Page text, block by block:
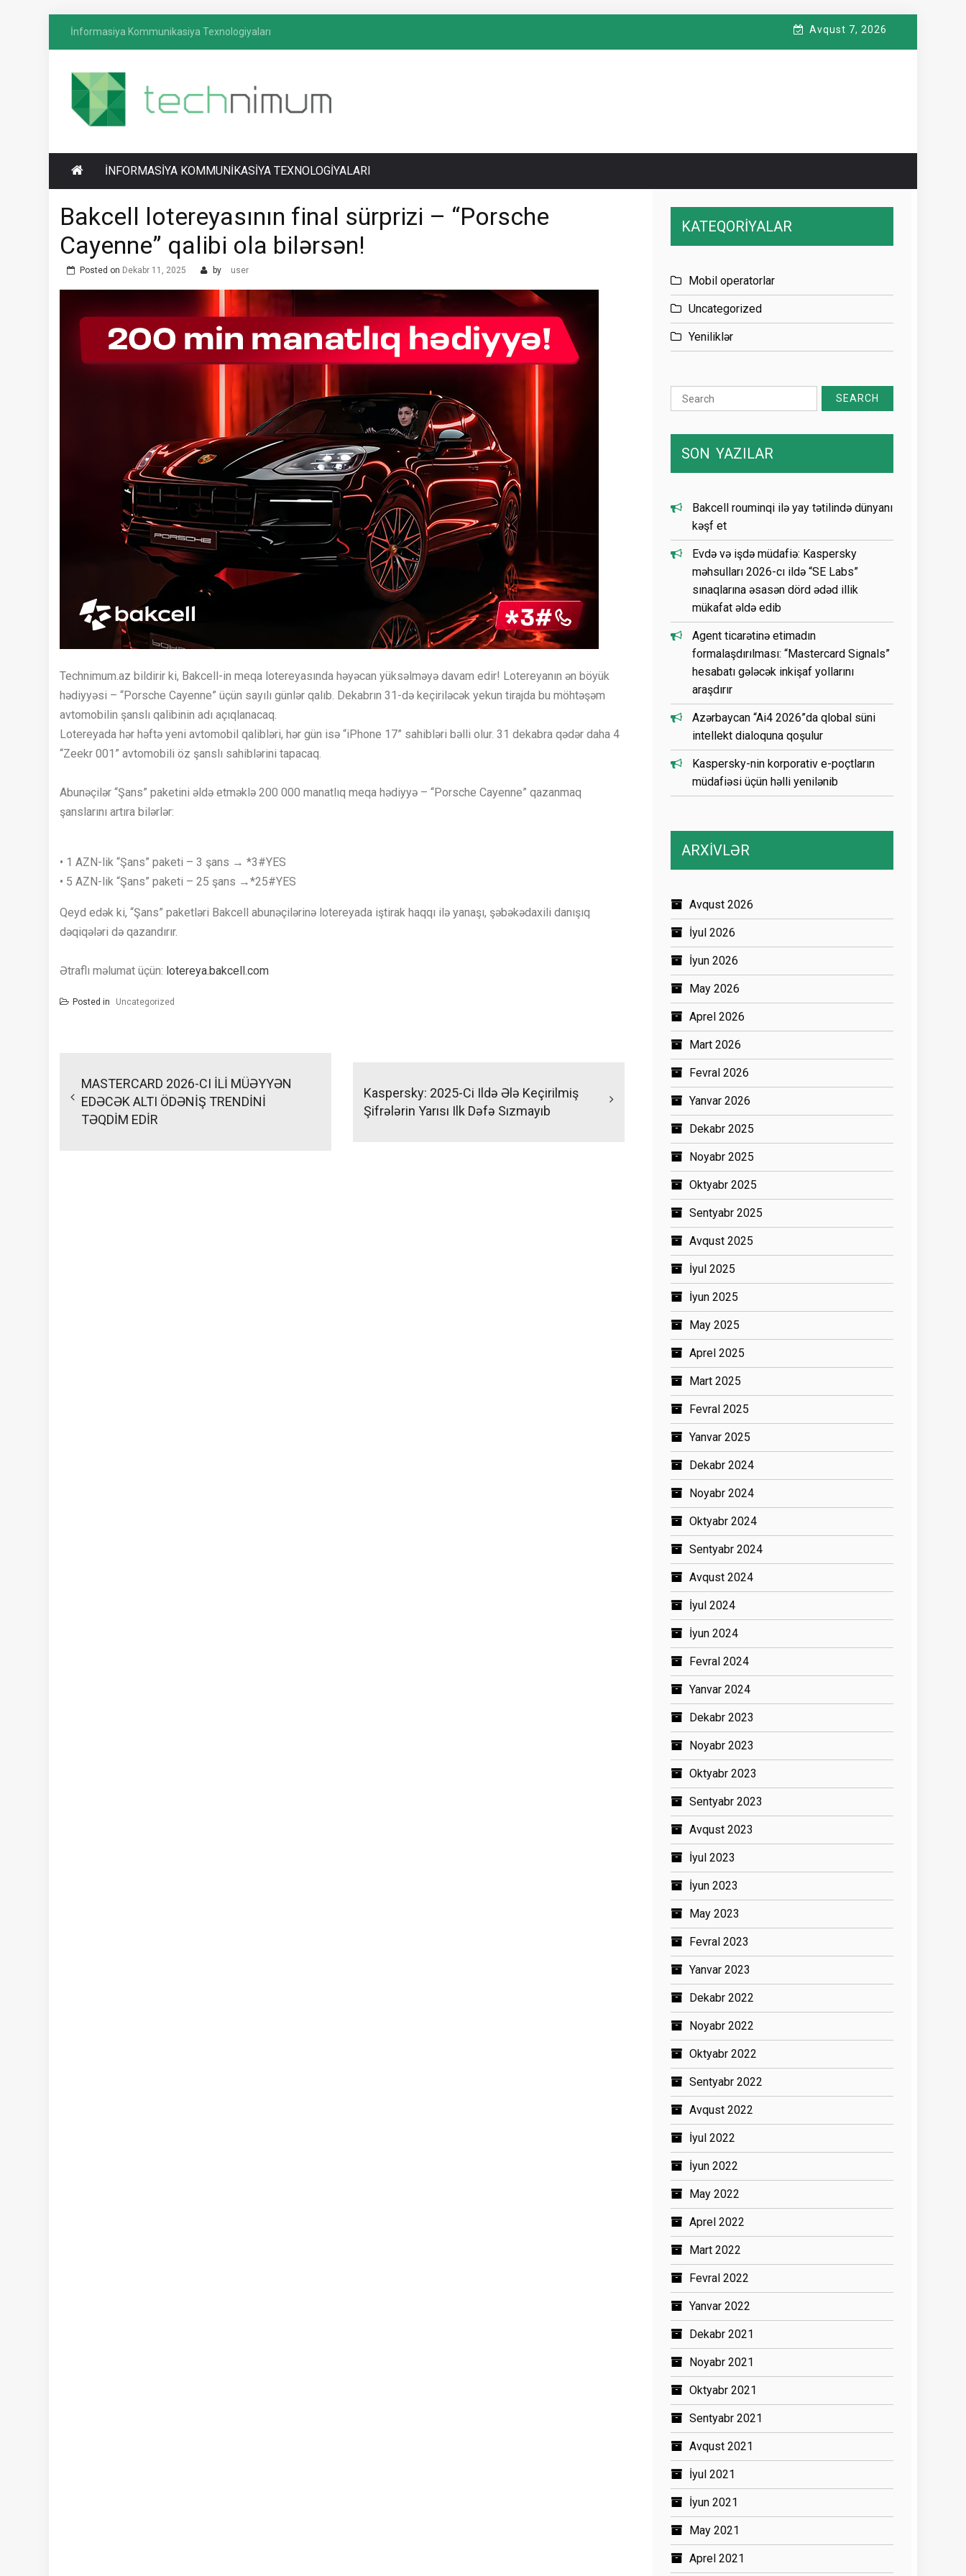
İnformasiya Kommunikasiya Texnologiyaları Avqust 7, 2026
TECHNIMUM
İnformasiya-kommunikasiya texnologiyaları
üzrə media platforması
İNFORMASIYA KOMMUNIKASIYA TEXNOLOGIYALARI
Bakcell lotereyasının final sürprizi – “Porsche
Cayenne” qalibi ola bilərsən!
Posted on Dekabr 11, 2025 by user
Technimum.az bildirir ki, Bakcell-in meqa lotereyasında həyəcan yüksəlməyə davam edir! Lotereyanın ən böyük
hədiyyəsi – “Porsche Cayenne” üçün sayılı günlər qalıb. Dekabrın 31-də keçiriləcək yekun tirajda bu möhtəşəm
avtomobilin şanslı qalibinin adı açıqlanacaq.
Lotereyada hər həftə yeni avtomobil qalibləri, hər gün isə “iPhone 17” sahibləri bəlli olur. 31 dekabra qədər daha 4
“Zeekr 001” avtomobili öz şanslı sahiblərini tapacaq.
Abunəçilər “Şans” paketini əldə etməklə 200 000 manatlıq meqa hədiyyə – “Porsche Cayenne” qazanmaq
şanslarını artıra bilərlər:
• 1 AZN-lik “Şans” paketi – 3 şans → *3#YES
• 5 AZN-lik “Şans” paketi – 25 şans →*25#YES
Qeyd edək ki, “Şans” paketləri Bakcell abunəçilərinə lotereyada iştirak haqqı ilə yanaşı, şəbəkədaxili danışıq
dəqiqələri də qazandırır.
Ətraflı məlumat üçün: lotereya.bakcell.com
Posted in Uncategorized
naviqasiyası
MASTERCARD 2026-CI İLİ MÜƏYYƏN
EDƏCƏK ALTI ÖDƏNİŞ TRENDİNİ
TƏQDİM EDİR
Kaspersky: 2025-Ci Ildə Ələ Keçirilmiş
Şifrələrin Yarısı Ilk Dəfə Sızmayıb
KATEQORİYALAR
Mobil operatorlar
Uncategorized
Yeniliklər
Search
for:
SON YAZILAR
Bakcell rouminqi ilə yay tətilində dünyanı
kəşf et
Evdə və işdə müdafiə: Kaspersky
məhsulları 2026-cı ildə “SE Labs”
sınaqlarına əsasən dörd ədəd illik
mükafat əldə edib
Agent ticarətinə etimadın
formalaşdırılması: “Mastercard Signals”
hesabatı gələcək inkişaf yollarını
araşdırır
Azərbaycan “Ai4 2026”da qlobal süni
intellekt dialoquna qoşulur
Kaspersky-nin korporativ e-poçtların
müdafiəsi üçün həlli yenilənib
ARXİVLƏR
Avqust 2026
İyul 2026
İyun 2026
May 2026
Aprel 2026
Mart 2026
Fevral 2026
Yanvar 2026
Dekabr 2025
Noyabr 2025
Oktyabr 2025
Sentyabr 2025
Avqust 2025
İyul 2025
İyun 2025
May 2025
Aprel 2025
Mart 2025
Fevral 2025
Yanvar 2025
Dekabr 2024
Noyabr 2024
Oktyabr 2024
Sentyabr 2024
Avqust 2024
İyul 2024
İyun 2024
Fevral 2024
Yanvar 2024
Dekabr 2023
Noyabr 2023
Oktyabr 2023
Sentyabr 2023
Avqust 2023
İyul 2023
İyun 2023
May 2023
Fevral 2023
Yanvar 2023
Dekabr 2022
Noyabr 2022
Oktyabr 2022
Sentyabr 2022
Avqust 2022
İyul 2022
İyun 2022
May 2022
Aprel 2022
Mart 2022
Fevral 2022
Yanvar 2022
Dekabr 2021
Noyabr 2021
Oktyabr 2021
Sentyabr 2021
Avqust 2021
İyul 2021
İyun 2021
May 2021
Aprel 2021